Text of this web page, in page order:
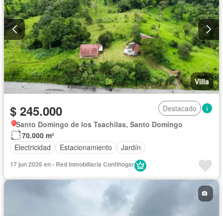
Villa
$ 245.000
Destacado
Santo Domingo de los Tsachilas, Santo Domingo
70.000 m²
Electricidad
Estacionamiento Jardín
17 jun 2026 en - Red Inmobiliaria Confihogar